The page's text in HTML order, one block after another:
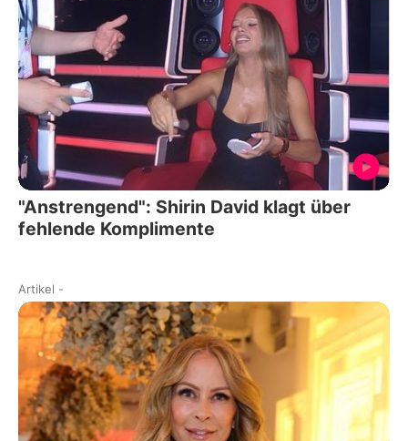
"Anstrengend": Shirin David klagt über
fehlende Komplimente
Artikel -